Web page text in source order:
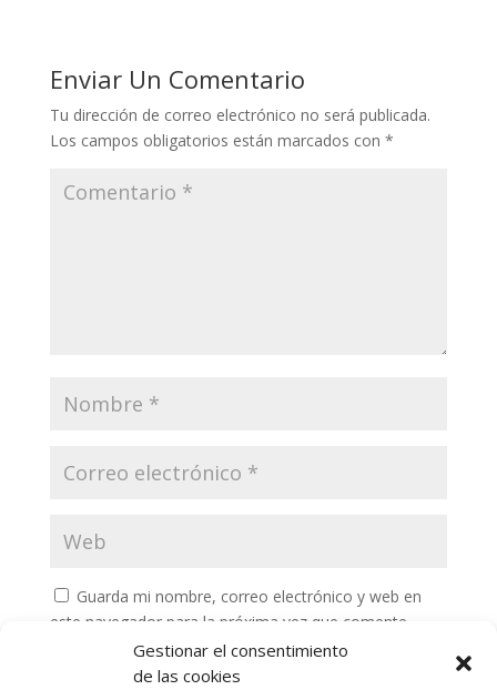
Gestionar el consentimiento
de las cookies
Enviar Un Comentario
Tu dirección de correo electrónico no será publicada.
Los campos obligatorios están marcados con *
Guarda mi nombre, correo electrónico y web en
este navegador para la próxima vez que comente.